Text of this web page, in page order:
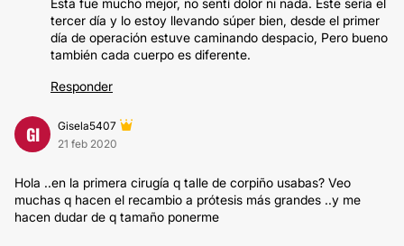
Esta fue mucho mejor, no sentí dolor ni nada. Este sería el
tercer día y lo estoy llevando súper bien, desde el primer
día de operación estuve caminando despacio, Pero bueno
también cada cuerpo es diferente.
Responder
GI
Gisela5407
21 feb 2020
Hola ..en la primera cirugía q talle de corpiño usabas? Veo
muchas q hacen el recambio a prótesis más grandes ..y me
hacen dudar de q tamaño ponerme